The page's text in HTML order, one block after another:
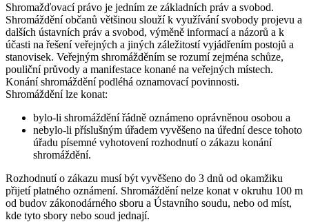
Shromažďovací právo je jedním ze základních práv a svobod.
Shromáždění občanů většinou slouží k využívání svobody projevu a
dalších ústavních práv a svobod, výměně informací a názorů a k
účasti na řešení veřejných a jiných záležitostí vyjádřením postojů a
stanovisek. Veřejným shromážděním se rozumí zejména schůze,
pouliční průvody a manifestace konané na veřejných místech.
Konání shromáždění podléhá oznamovací povinnosti.
Shromáždění lze konat:
bylo-li shromáždění řádně oznámeno oprávněnou osobou a
nebylo-li příslušným úřadem vyvěšeno na úřední desce tohoto
úřadu písemné vyhotovení rozhodnutí o zákazu konání
shromáždění.
Rozhodnutí o zákazu musí být vyvěšeno do 3 dnů od okamžiku
přijetí platného oznámení. Shromáždění nelze konat v okruhu 100 m
od budov zákonodárného sboru a Ústavního soudu, nebo od míst,
kde tyto sbory nebo soud jednají.